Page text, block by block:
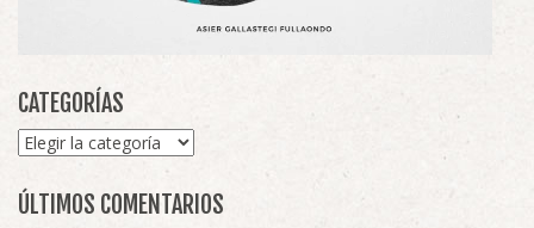
CATEGORÍAS
Categorías
ÚLTIMOS COMENTARIOS